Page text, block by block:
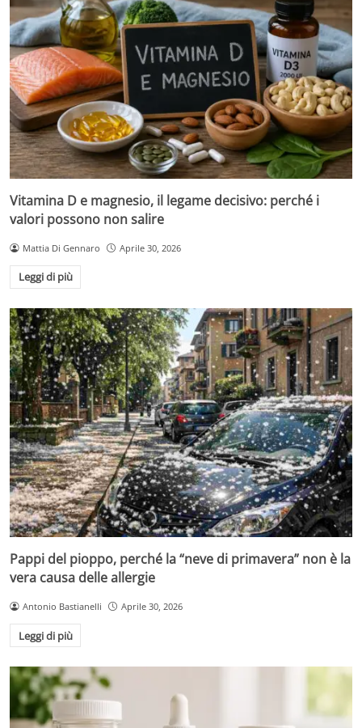
Vitamina D e magnesio, il legame decisivo: perché i
valori possono non salire
Mattia Di Gennaro Aprile 30, 2026
Leggi di più
Pappi del pioppo, perché la “neve di primavera” non è la
vera causa delle allergie
Antonio Bastianelli Aprile 30, 2026
Leggi di più